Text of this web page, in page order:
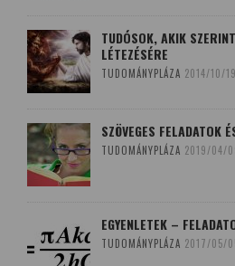
TUDÓSOK, AKIK
LÉTEZÉSÉRE
TUDOMÁNYPLÁZA 2014/10/19
SZÖVEGES FELADATOK
TUDOMÁNYPLÁZA 2019/04/
EGYENLETEK –
TUDOMÁNYPLÁZA 2017/05/